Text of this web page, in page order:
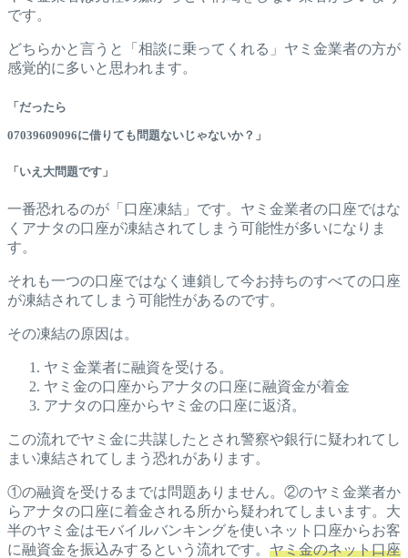
です。
どちらかと言うと「相談に乗ってくれる」ヤミ金業者の方が
感覚的に多いと思われます。
「だったら
07039609096に借りても問題ないじゃないか？」
「いえ大問題です」
一番恐れるのが「口座凍結」です。ヤミ金業者の口座ではな
くアナタの口座が凍結されてしまう可能性が多いになりま
す。
それも一つの口座ではなく連鎖して今お持ちのすべての口座
が凍結されてしまう可能性があるのです。
その凍結の原因は。
ヤミ金業者に融資を受ける。
ヤミ金の口座からアナタの口座に融資金が着金
アナタの口座からヤミ金の口座に返済。
この流れでヤミ金に共謀したとされ警察や銀行に疑われてし
まい凍結されてしまう恐れがあります。
①の融資を受けるまでは問題ありません。②のヤミ金業者か
らアナタの口座に着金される所から疑われてしまいます。大
半のヤミ金はモバイルバンキングを使いネット口座からお客
に融資金を振込みするという流れです。 ヤミ金のネット口座